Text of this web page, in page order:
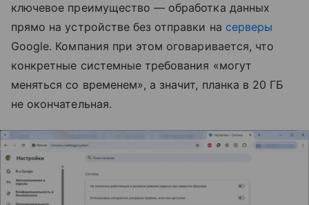
ключевое преимущество — обработка данных
прямо на устройстве без отправки на серверы
Google. Компания при этом оговаривается, что
конкретные системные требования «могут
меняться со временем», а значит, планка в 20 ГБ
не окончательная.